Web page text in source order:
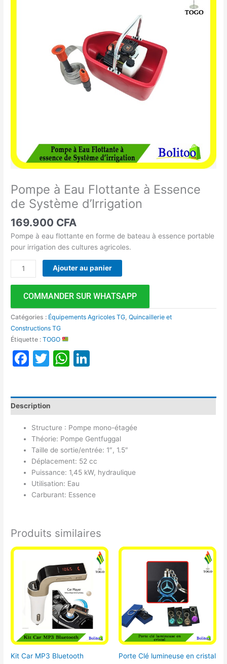
Pompe à Eau Flottante à Essence
de Système d’Irrigation
169.900 CFA
Pompe à eau flottante en forme de bateau à essence portable
pour irrigation des cultures agricoles.
Ajouter au panier
COMMANDER SUR WHATSAPP
Catégories : Équipements Agricoles TG ,Quincaillerie et
Constructions TG
Étiquette :TOGO
Facebook
TwitterWhatsApp
Description
Structure : Pompe mono-étagée
Théorie: Pompe Gentfuggal
Taille de sortie/entrée: 1″, 1.5″
Déplacement: 52 cc
Puissance: 1,45 kW, hydraulique
Utilisation: Eau
Carburant: Essence
Produits similaires
Kit Car MP3 Bluetooth Porte Clé lumineuse en cristal